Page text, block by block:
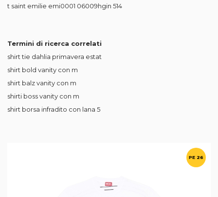
t saint emilie emi0001 06009hgin 514
Termini di ricerca correlati
shirt tie dahlia primavera estat
shirt bold vanity con m
shirt balz vanity con m
shirti boss vanity con m
shirt borsa infradito con lana 5
PE 26